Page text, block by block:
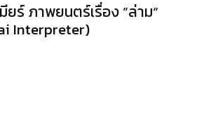
ยร์ ภาพยนตร์เรื่อง ”ล่าม“
Interpreter)